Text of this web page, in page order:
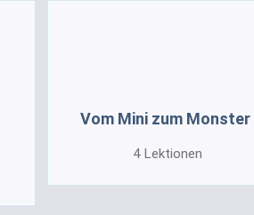
Vom Mini zum Monster
4 Lektionen